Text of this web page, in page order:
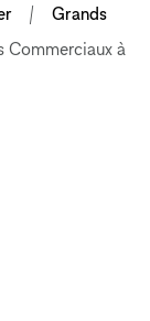
Grands
Commerciaux à